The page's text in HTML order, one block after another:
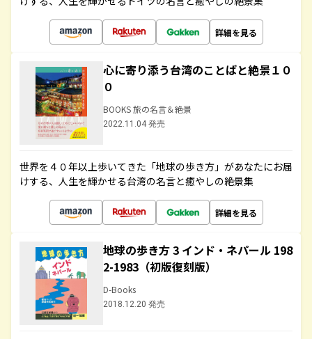
詳細を見る
心に寄り添う台湾のことばと絶景１０
０
BOOKS 旅の名言＆絶景
2022.11.04 発売
世界を４０年以上歩いてきた「地球の歩き方」があなたにお届
けする、人生を輝かせる台湾の名言と癒やしの絶景集
詳細を見る
地球の歩き方 3 インド・ネパール 198
2-1983（初版復刻版）
D-Books
2018.12.20 発売